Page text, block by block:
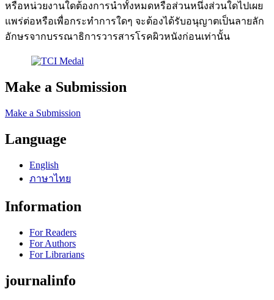
หรือหน่วยงานใดต้องการนำทั้งหมดหรือส่วนหนึ่งส่วนใดไปเผย
แพร่ต่อหรือเพื่อกระทำการใดๆ จะต้องได้รับอนุญาตเป็นลายลัก
อักษรจากบรรณาธิการวารสารโรคผิวหนังก่อนเท่านั้น
Make a Submission
Make a Submission
Language
English
ภาษาไทย
Information
For Readers
For Authors
For Librarians
journalinfo